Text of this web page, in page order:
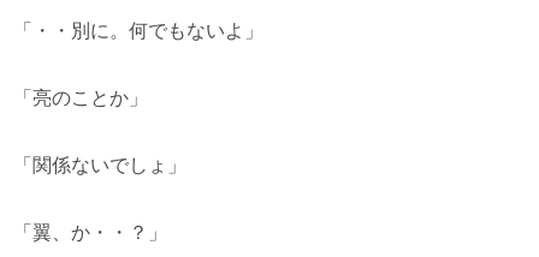
「・・別に。何でもないよ」
「亮のことか」
「関係ないでしょ」
「翼、か・・？」